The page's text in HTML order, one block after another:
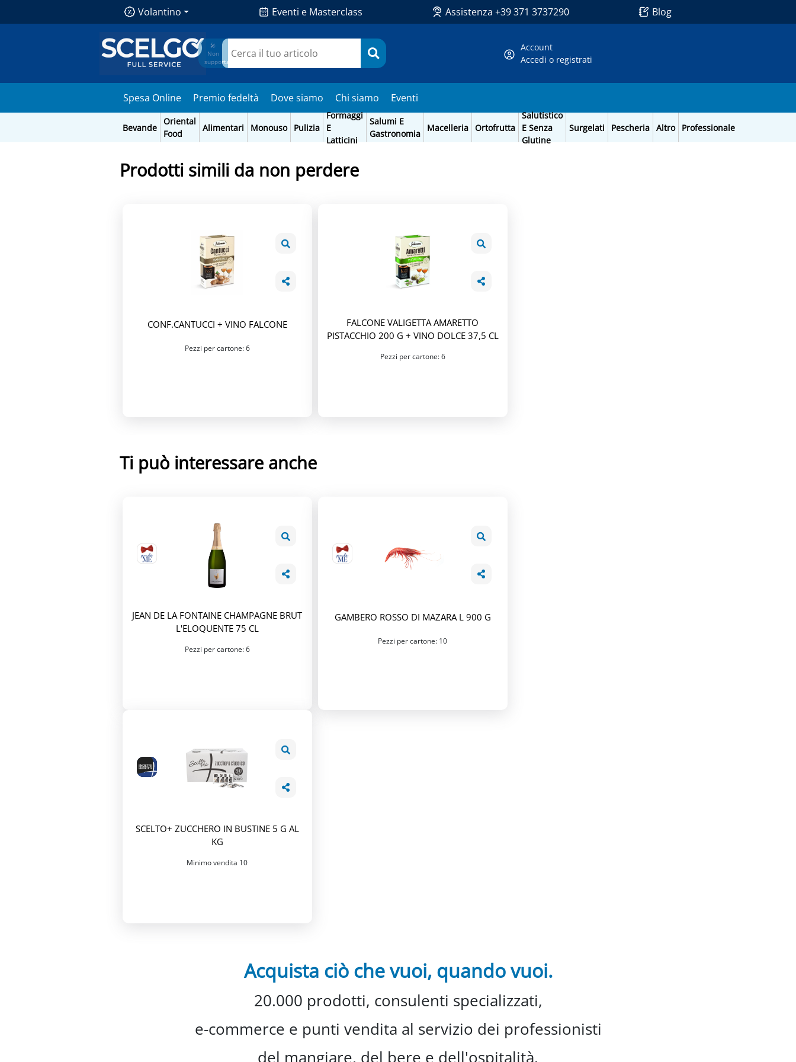
Volantino Eventi e Masterclass Assistenza +39 371 3737290 Blog
🎤
Non
supportato
Account
Accedi o registrati
Spesa Online Premio fedeltà Dove siamo Chi siamo Eventi
Bevande
Oriental
Food
Alimentari Monouso Pulizia
Formaggi
E
Latticini
Salumi E
Gastronomia
Macelleria Ortofrutta
Salutistico
E Senza
Glutine
Surgelati Pescheria Altro Professionale
Prodotti simili da non perdere
CONF.CANTUCCI + VINO FALCONE
Pezzi per cartone: 6
FALCONE VALIGETTA AMARETTO
PISTACCHIO 200 G + VINO DOLCE 37,5 CL
Pezzi per cartone: 6
Ti può interessare anche
JEAN DE LA FONTAINE CHAMPAGNE BRUT
L'ELOQUENTE 75 CL
Pezzi per cartone: 6
GAMBERO ROSSO DI MAZARA L 900 G
Pezzi per cartone: 10
SCELTO+ ZUCCHERO IN BUSTINE 5 G AL
KG
Minimo vendita 10
Acquista ciò che vuoi, quando vuoi.
20.000 prodotti, consulenti specializzati,
e-commerce e punti vendita al servizio dei professionisti
del mangiare, del bere e dell'ospitalità.